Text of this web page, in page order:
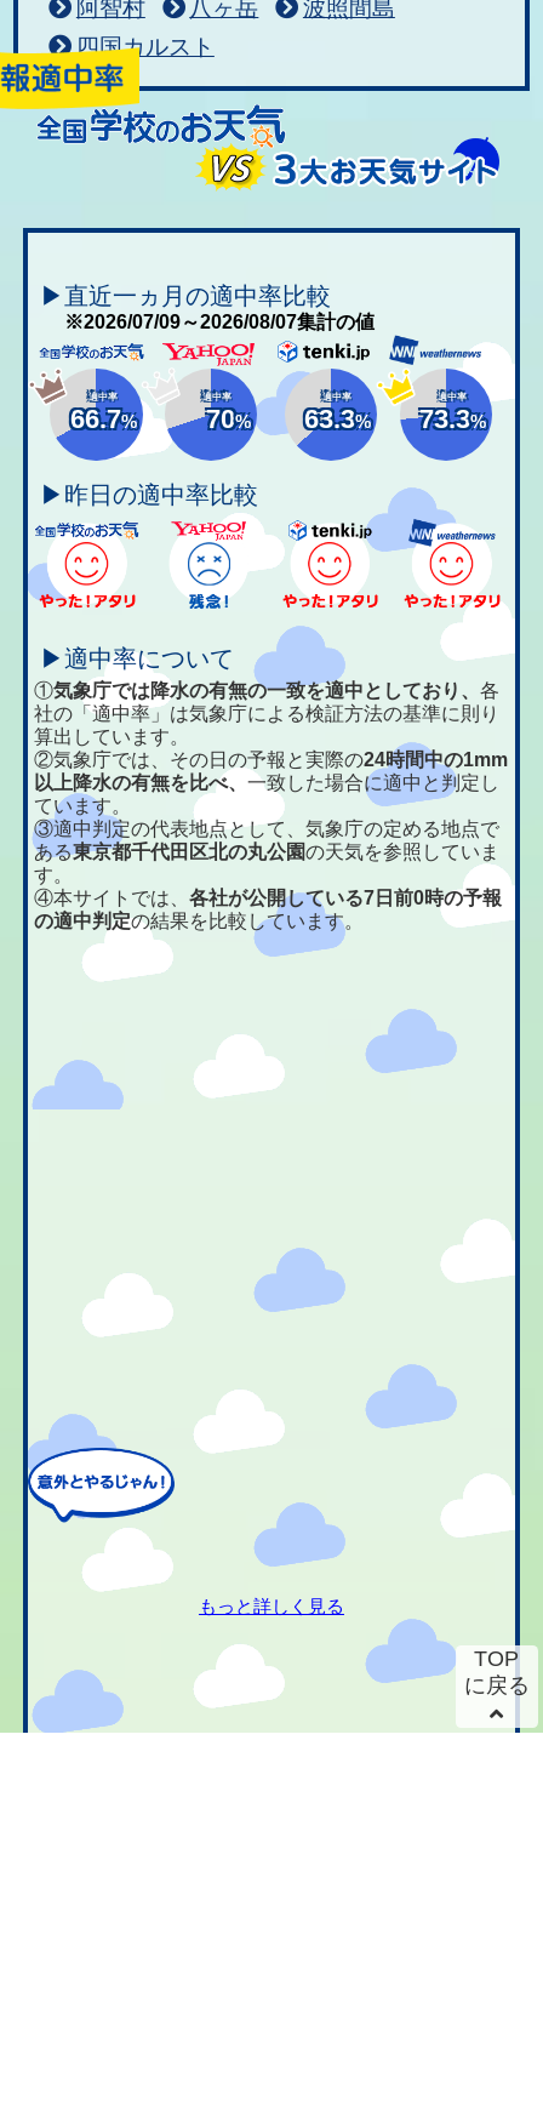
阿智村
八ヶ岳
波照間島
四国カルスト
▶直近一ヵ月の適中率比較
※2026/07/09～2026/08/07集計の値
適中率
66.7%
適中率
70%
適中率
63.3%
適中率
73.3%
▶昨日の適中率比較
▶適中率について
①気象庁では降水の有無の一致を適中としており、各
社の「適中率」は気象庁による検証方法の基準に則り
算出しています。
②気象庁では、その日の予報と実際の24時間中の1mm
以上降水の有無を比べ、一致した場合に適中と判定し
ています。
③適中判定の代表地点として、気象庁の定める地点で
ある東京都千代田区北の丸公園の天気を参照していま
す。
④本サイトでは、各社が公開している7日前0時の予報
の適中判定の結果を比較しています。
もっと詳しく見る
TOP
に戻る